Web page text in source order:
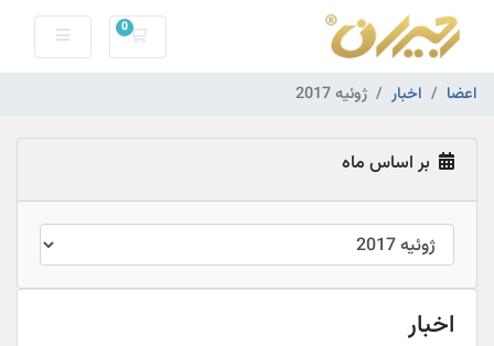
0
کارت خرید
اعضا اخبار ژوئیه 2017
بر اساس ماه
اخبار